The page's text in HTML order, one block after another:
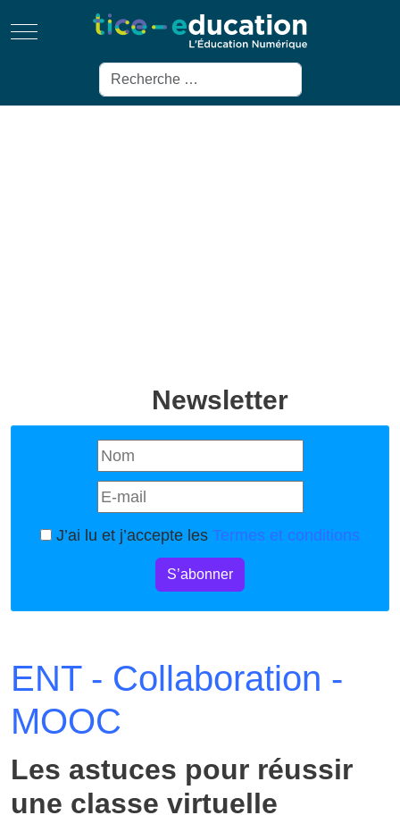
Mobile Menu Toggle
Rechercher
Newsletter
J’ai lu et j’accepte les Termes et conditions
S’abonner
ENT - Collaboration -
MOOC
Les astuces pour réussir
une classe virtuelle